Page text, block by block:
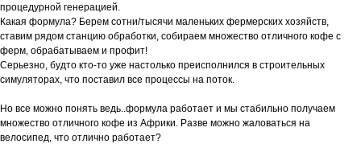
процедурной генерацией.
Какая формула? Берем сотни/тысячи маленьких фермерских хозяйств,
ставим рядом станцию обработки, собираем множество отличного кофе с
ферм, обрабатываем и профит!
Серьезно, будто кто-то уже настолько преисполнился в строительных
симуляторах, что поставил все процессы на поток.
Но все можно понять ведь..формула работает и мы стабильно получаем
множество отличного кофе из Африки. Разве можно жаловаться на
велосипед, что отлично работает?